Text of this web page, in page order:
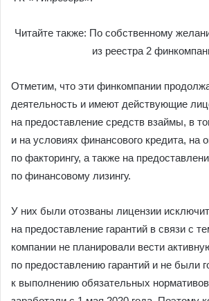
Читайте также: По собственному
из реестра 2
Отметим, что эти финкомпании
деятельность и имеют действующие
на предоставление средств взаймы, в
и на условиях финансового кредита, на
по факторингу, а также на
по финансовому лизингу.
У них были отозваны лицензии
на предоставление гарантий в связи с
компании не планировали вести
по предоставлению гарантий и не были
к выполнению обязательных